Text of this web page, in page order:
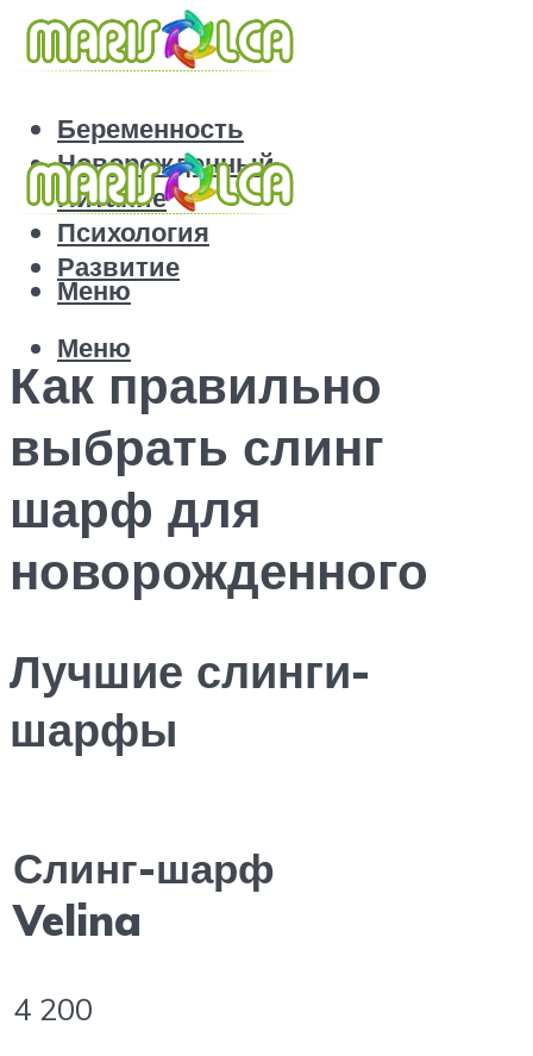
Беременность
Новорожденный
Питание
Психология
Развитие
Меню
Меню
Как правильно
выбрать слинг
шарф для
новорожденного
Лучшие слинги-
шарфы
Слинг-шарф
Velina
4 200